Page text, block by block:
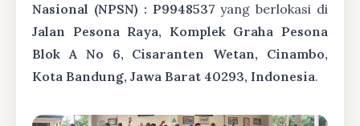
Nasional (NPSN) : P9948537 yang berlokasi di
Jalan Pesona Raya, Komplek Graha Pesona
Blok A No 6, Cisaranten Wetan, Cinambo,
Kota Bandung, Jawa Barat 40293, Indonesia.